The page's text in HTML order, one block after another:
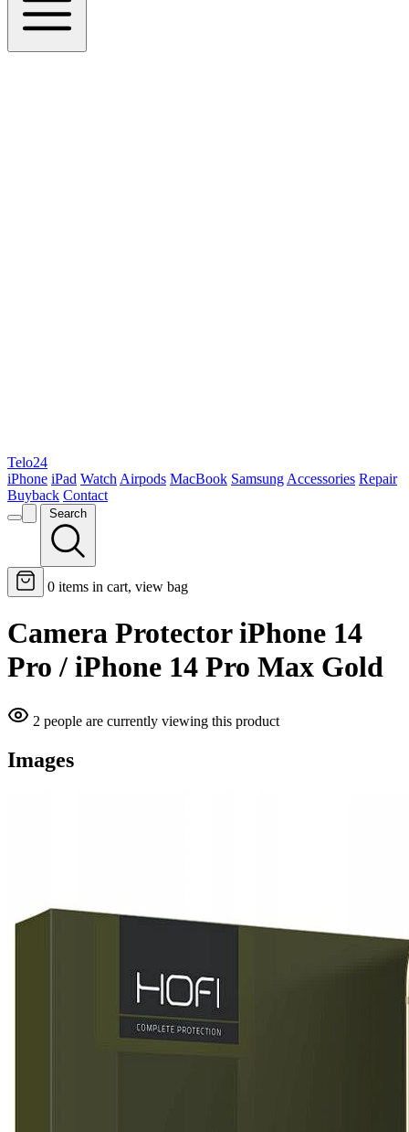
Telo24
iPhone iPad Watch Airpods MacBook Samsung Accessories Repair
Buyback Contact
Search
0 items in cart, view bag
Camera Protector iPhone 14
Pro / iPhone 14 Pro Max Gold
2 people are currently viewing this product
Images